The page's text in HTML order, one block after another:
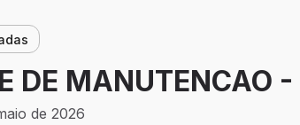
DE MANUTENCAO
de 2026